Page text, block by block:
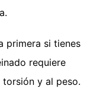
primera si tienes
requiere
y al peso.